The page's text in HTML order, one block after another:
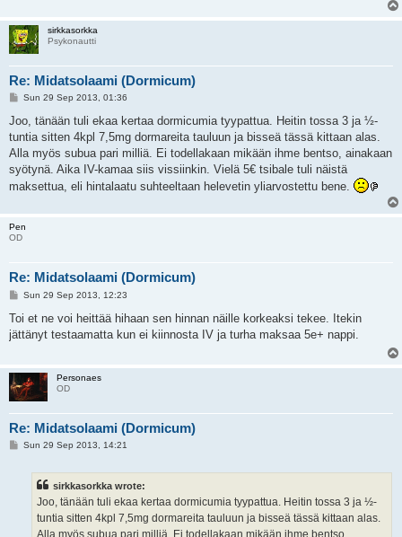
sirkkasorkka
Psykonautti
Re: Midatsolaami (Dormicum)
P
s
Sun 29 Sep 2013, 01:36
Joo, tänään tuli ekaa kertaa dormicumia tyypattua. Heitin tossa 3 ja ½-
tuntia sitten 4kpl 7,5mg dormareita tauluun ja bisseä tässä kittaan alas.
Alla myös subua pari milliä. Ei todellakaan mikään ihme bentso, ainakaan
syötynä. Aika IV-kamaa siis vissiinkin. Vielä 5€ tsibale tuli näistä
maksettua, eli hintalaatu suhteeltaan helevetin yliarvostettu bene.
Pen
OD
Re: Midatsolaami (Dormicum)
P
s
Sun 29 Sep 2013, 12:23
Toi et ne voi heittää hihaan sen hinnan näille korkeaksi tekee. Itekin
jättänyt testaamatta kun ei kiinnosta IV ja turha maksaa 5e+ nappi.
Personaes
OD
Re: Midatsolaami (Dormicum)
PSun 29 Sep 2013, 14:21
sirkkasorkka wrote:
Joo, tänään tuli ekaa kertaa dormicumia tyypattua. Heitin tossa 3 ja ½-
tuntia sitten 4kpl 7,5mg dormareita tauluun ja bisseä tässä kittaan alas.
Alla myös subua pari milliä. Ei todellakaan mikään ihme bentso,